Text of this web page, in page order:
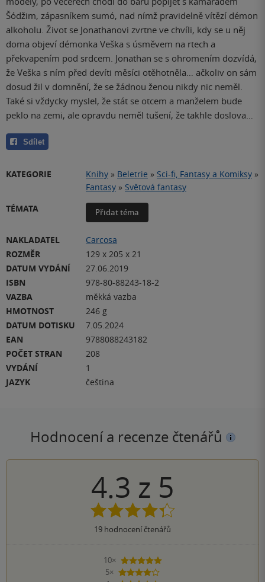
Šódžim, zápasníkem sumó, nad nímž pravidelně vítězí démon
alkoholu. Život se Jonathanovi zvrtne ve chvíli, kdy se u něj
doma objeví démonka Veška s úsměvem na rtech a
překvapením pod srdcem. Jonathan se s ohromením dozvídá,
že Veška s ním před devíti měsíci otěhotněla… ačkoliv on sám
dosud žil v domnění, že se žádnou ženou nikdy nic neměl.
Také si vždycky myslel, že stát se otcem a manželem bude
peklo na zemi, ale opravdu neměl tušení, že takhle doslova…
Sdílet
KATEGORIE Knihy » Beletrie » Sci-fi, Fantasy a Komiksy »
Fantasy » Světová fantasy
TÉMATA
Přidat téma
NAKLADATEL
Carcosa
ROZMĚR
129 x 205 x 21
DATUM VYDÁNÍ
27.06.2019
ISBN
978-80-88243-18-2
VAZBA
měkká vazba
HMOTNOST
246 g
DATUM DOTISKU
7.05.2024
EAN
9788088243182
POČET STRAN
208
VYDÁNÍ
1
JAZYK
čeština
Hodnocení a recenze čtenářů
4.3 z 5
19 hodnocení čtenářů
10×
5 hvězdiček
5×
4 hvězdičky